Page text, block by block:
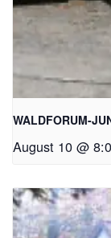
WALDFORUM-
August 10 @